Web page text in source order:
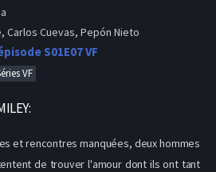
Carlos Cuevas, Pepón Nieto
S01E07 VF
VF
et rencontres manquées, deux hommes
de trouver l'amour dont ils ont tant